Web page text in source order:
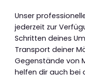
Unser
jederzeit zur
Schritten deines
Transport deiner
Gegenstände von
helfen dir auch bei